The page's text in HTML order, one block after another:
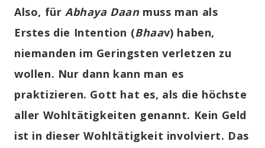
Also, für Abhaya Daanmuss man als
Erstes die Intention (Bhaav) haben,
niemanden im Geringsten verletzen zu
wollen. Nur dann kann man es
praktizieren. Gott hat es, als die höchste
aller Wohltätigkeiten genannt. Kein Geld
ist in dieser Wohltätigkeit involviert. Das